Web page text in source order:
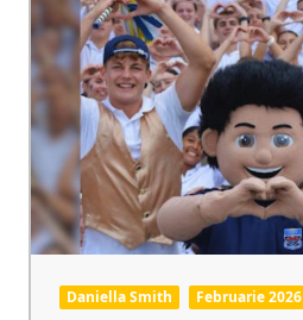
Daniella Smith Februarie 2026